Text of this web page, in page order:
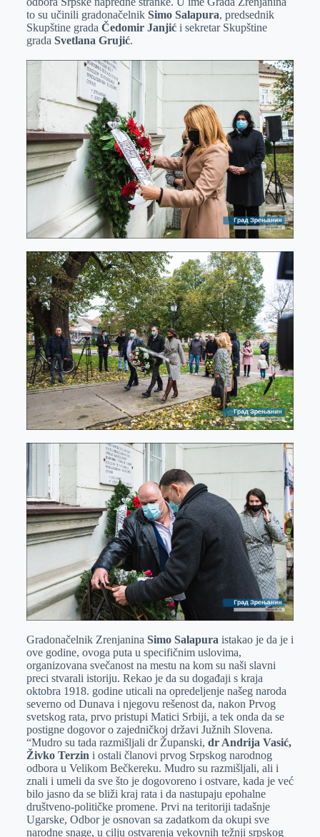
to su učinili gradonačelnik Simo Salapura, predsednik
Skupštine grada Čedomir Janjići sekretar Skupštine
grada Svetlana Grujić.
Gradonačelnik Zrenjanina Simo Salapura istakao je da je i
ove godine, ovoga puta u specifičnim uslovima,
organizovana svečanost na mestu na kom su naši slavni
preci stvarali istoriju. Rekao je da su događaji s kraja
oktobra 1918. godine uticali na opredeljenje našeg naroda
severno od Dunava i njegovu rešenost da, nakon Prvog
svetskog rata, prvo pristupi Matici Srbiji, a tek onda da se
postigne dogovor o zajedničkoj državi Južnih Slovena.
“Mudro su tada razmišljali dr Županski, dr Andrija Vasić,
Živko Terzin i ostali članovi prvog Srpskog narodnog
odbora u Velikom Bečkereku. Mudro su razmišljali, ali i
znali i umeli da sve što je dogovoreno i ostvare, kada je već
bilo jasno da se bliži kraj rata i da nastupaju epohalne
društveno-političke promene. Prvi na teritoriji tadašnje
Ugarske, Odbor je osnovan sa zadatkom da okupi sve
narodne snage, u cilju ostvarenja vekovnih težnji srpskog